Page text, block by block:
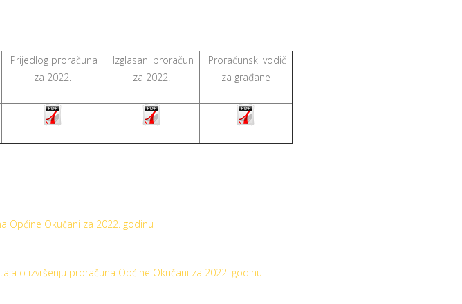
Prijedlog proračuna
za 2022.
Izglasani proračun
za 2022.
Proračunski vodič
za građane
Općine Okučani za 2022. godinu
o izvršenju proračuna Općine Okučani za 2022. godinu